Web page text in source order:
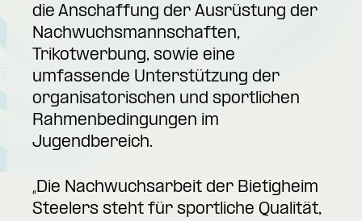
die Anschaffung der Ausrüstung der
Nachwuchsmannschaften,
Trikotwerbung, sowie eine
umfassende Unterstützung der
organisatorischen und sportlichen
Rahmenbedingungen im
Jugendbereich.
„Die Nachwuchsarbeit der Bietigheim
Steelers steht für sportliche Qualität,